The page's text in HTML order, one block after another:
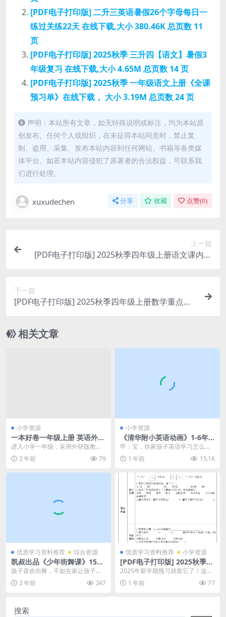
[PDF电子打印版] 二升三英语暑假26个字母每日一
练过关练22天 在线下载,大小 380.46K 总页数 11
页
[PDF电子打印版] 2025秋季 三升四【语文】暑假3
年级复习 在线下载,大小 4.65M 总页数 14 页
[PDF电子打印版] 2025秋季 一年级语文上册《全课
预习单》在线下载， 大小 3.19M 总页数 24 页
声明：本站所有文章，如无特殊说明或标注，均为本站原
创发布。任何个人或组织，在未征得本站同意时，禁止复
制、盗用、采集、发布本站内容到任何网站、书籍等各类媒
体平台。如若本站内容侵犯了原著者的合法权益，可联系我
们进行处理。
xuxudechen 分享 收藏 点赞(0)
上一篇
[PDF电子打印版] 2025秋季四年级上册语文课内阅
下一篇
[PDF电子打印版] 2025秋季四年级上册数学重点知
相关文章
小学资源
一本好卷一年级上册 英语外研
版教 电子版含参考答案【41页
PDF文档】百度网盘下载
进入小学一年级，采用外研版教材
的地方，已经开始学英语了，推荐
给孩子们：一本好卷一...
2 年前 79
小学资源
《清华附小英语动画》1-6年
级308集高清下载：轻松搞定
小学英语全册知识
甲：宝，你家孩子英语学习怎么
样？我家那宝贝一看到英语作业就
喊头疼。 乙：别提了！...
1 年前 15.1K
优质学习资料推荐 综合资源
凯叔出品《少年街舞课》15课
全集MP4视频课程百度网盘下
视频
孩子喜欢街舞，不如在家让孩子跟
着视频课程从基础开始学，也不用
去花钱去上课，今天推...
2 年前 247
优质学习资料推荐 小学资源
[PDF电子打印版] 2025秋季
四年级语文上册《全课预习
页数 27 页
2025年新学期预习就靠它了！这份
四年级语文上册全课预习单简直太
方便了，27页干...
1 年前 77
搜索